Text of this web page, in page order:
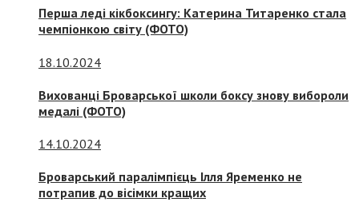
Перша леді кікбоксингу: Катерина Титаренко стала
чемпіонкою світу (ФОТО)
18.10.2024
Вихованці Броварської школи боксу знову вибороли
медалі (ФОТО)
14.10.2024
Броварський паралімпієць Ілля Яременко не
потрапив до вісімки кращих